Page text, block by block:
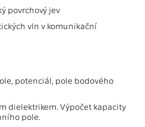
povrchový jev
vln v komunikační
potenciál, pole bodového
dielektrikem. Výpočet kapacity
pole.